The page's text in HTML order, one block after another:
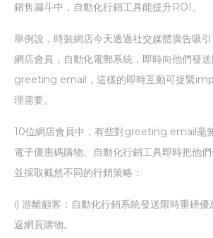
銷售漏斗中，自動化行銷工具能提升ROI。
舉例說，時裝網店今天透過社交媒體廣告吸
網店會員，自動化電郵系統，即時向他們發
greeting email，這樣的即時互動可捉緊
理需要。
10位網店會員中，有些對greeting email毫
電子優惠碼購物。自動化行銷工具即時把他們
並採取截然不同的行銷策略：
i) 游離顧客：自動化行銷系統發送限時重磅
返網頁購物。